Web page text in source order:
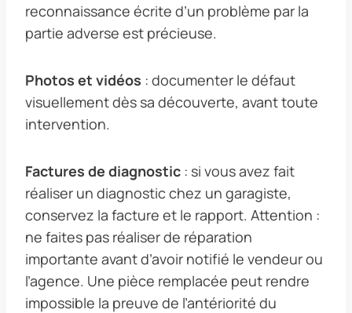
reconnaissance écrite d’un problème par la
partie adverse est précieuse.
Photos et vidéos : documenter le défaut
visuellement dès sa découverte, avant toute
intervention.
Factures de diagnostic : si vous avez fait
réaliser un diagnostic chez un garagiste,
conservez la facture et le rapport. Attention :
ne faites pas réaliser de réparation
importante avant d’avoir notifié le vendeur ou
l’agence. Une pièce remplacée peut rendre
impossible la preuve de l’antériorité du